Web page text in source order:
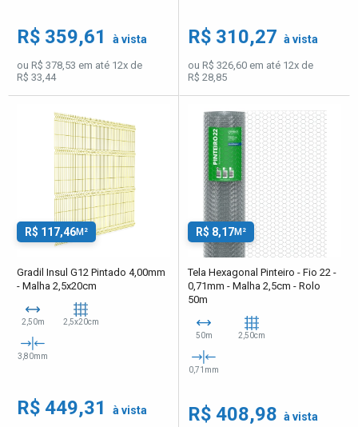
R$ 359,61 à vista
ou R$ 378,53 em até 12x de
R$ 33,44
R$ 310,27 à vista
ou R$ 326,60 em até 12x de
R$ 28,85
R$ 117,46M²
Gradil Insul G12 Pintado 4,00mm
- Malha 2,5x20cm
2,50m 2,5x20cm
3,80mm
R$ 449,31 à vista
R$ 8,17M²
Tela Hexagonal Pinteiro - Fio 22 -
0,71mm - Malha 2,5cm - Rolo
50m
50m 2,50cm
0,71mm
R$ 408,98 à vista